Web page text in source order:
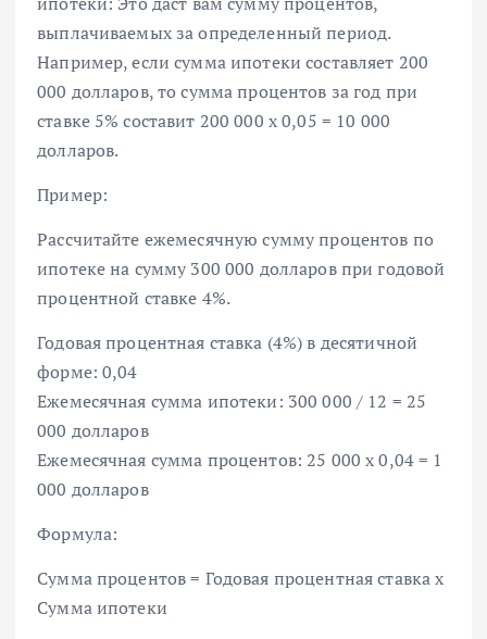
выплачиваемых за определенный период.
Например, если сумма ипотеки составляет 200
000 долларов, то сумма процентов за год при
ставке 5% составит 200 000 x 0,05 = 10 000
долларов.
Пример:
Рассчитайте ежемесячную сумму процентов по
ипотеке на сумму 300 000 долларов при годовой
процентной ставке 4%.
Годовая процентная ставка (4%) в десятичной
форме: 0,04
Ежемесячная сумма ипотеки: 300 000 / 12 = 25
000 долларов
Ежемесячная сумма процентов: 25 000 x 0,04 = 1
000 долларов
Формула:
Сумма процентов = Годовая процентная ставка x
Сумма ипотеки